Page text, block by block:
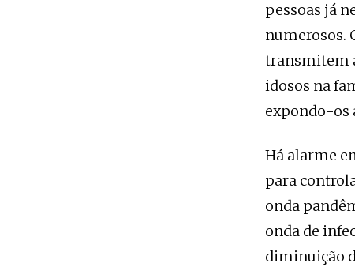
pessoas já
numerosos.
transmitem
idosos na
expondo-os
Há alarme
para
onda
onda de
diminuição